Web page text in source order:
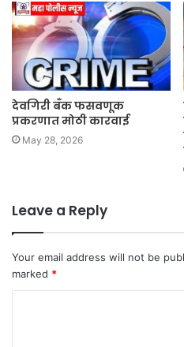
देवगिरी बँक फसवणूक
प्रकरणात मोठी कारवाई
May 28, 2026
Leave a Reply
Your email address will not be
marked *